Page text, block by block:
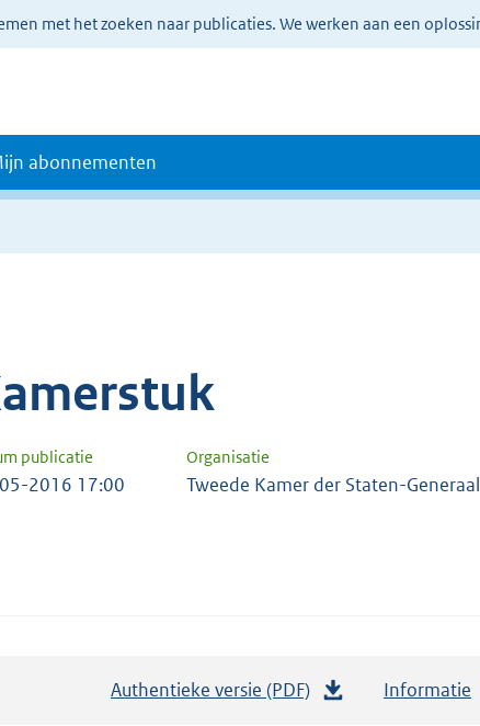
met het zoeken naar publicaties. We werken aan een
abonnementen
publicatie Organisatie
2016 17:00 Tweede Kamer der Staten-Generaal
Authentieke versie (PDF) Informatie